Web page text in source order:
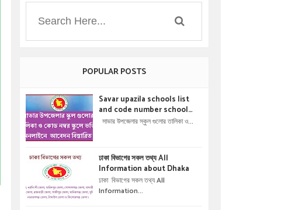
POPULAR POSTS
Savar upazila schools list
and code number school
admisson online application
অনলাইনে আবেদন বিস্তারিত ।
সাভার উপজেলার স্কুল গুলোর তালিকা ও...
ঢাকা বিভাগের সকল তথ্য All
Information about Dhaka
ঢাকা বিভাগের সকল তথ্য All
Information...